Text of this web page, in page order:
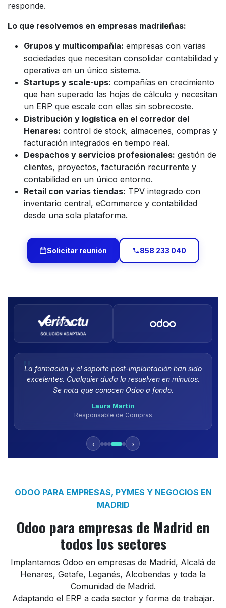
responde.
Lo que resolvemos en empresas madrileñas:
Grupos y multicompañía: empresas con varias
sociedades que necesitan consolidar contabilidad y
operativa en un único sistema.
Startups y scale-ups: compañías en crecimiento
que han superado las hojas de cálculo y necesitan
un ERP que escale con ellas sin sobrecoste.
Distribución y logística en el corredor del
Henares: control de stock, almacenes, compras y
facturación integrados en tiempo real.
Despachos y servicios profesionales: gestión de
clientes, proyectos, facturación recurrente y
contabilidad en un único entorno.
Retail con varias tiendas: TPV integrado con
inventario central, eCommerce y contabilidad
desde una sola plataforma.
Solicitar reunión 858 233 040
La formación y el soporte post-implantación han sido
excelentes. Cualquier duda la resuelven en minutos.
Se nota que conocen Odoo a fondo.
Laura Martín
Responsable de Compras
‹ ›
ODOO PARA EMPRESAS, PYMES Y NEGOCIOS EN
MADRID
Odoo para empresas de Madrid en
todos los sectores
Implantamos Odoo en empresas de Madrid, Alcalá de
Henares, Getafe, Leganés, Alcobendas y toda la
Comunidad de Madrid.
Adaptando el ERP a cada sector y forma de trabajar.